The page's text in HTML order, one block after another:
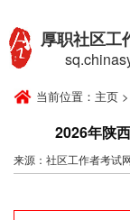
厚职社区工
当前位置： 主页 >
2026年陕
来源：社区工作者考